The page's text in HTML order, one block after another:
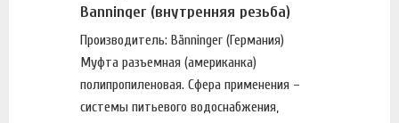
Banninger (внутренняя резьба)
Производитель: Bänninger (Германия)
Муфта разъемная (американка)
полипропиленовая. Сфера применения –
системы питьевого водоснабжения,